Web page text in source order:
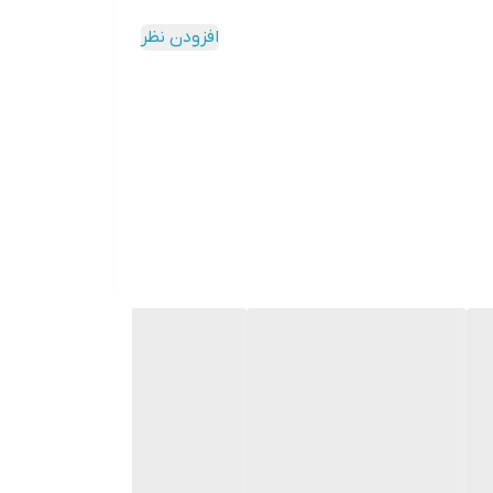
افزودن نظر